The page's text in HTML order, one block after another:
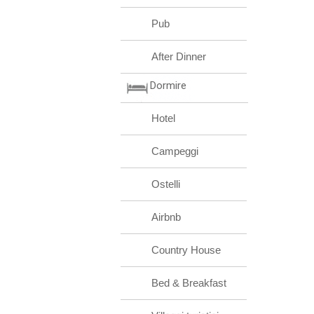
Pub
After Dinner
Dormire
Hotel
Campeggi
Ostelli
Airbnb
Country House
Bed & Breakfast